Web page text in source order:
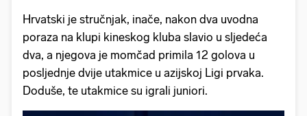
Hrvatski je stručnjak, inače, nakon dva uvodna
poraza na klupi kineskog kluba slavio u sljedeća
dva, a njegova je momčad primila 12 golova u
posljednje dvije utakmice u azijskoj Ligi prvaka.
Doduše, te utakmice su igrali juniori.